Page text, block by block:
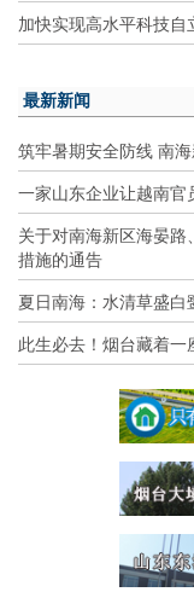
加快实现高水平科技
最新新闻
筑牢暑期安全防线 南
一家山东企业让越南
关于对南海新区海晏
措施的通告
夏日南海：水清草盛白
此生必去！烟台藏着